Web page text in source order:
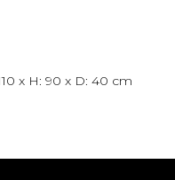
x H: 90 x D: 40 cm